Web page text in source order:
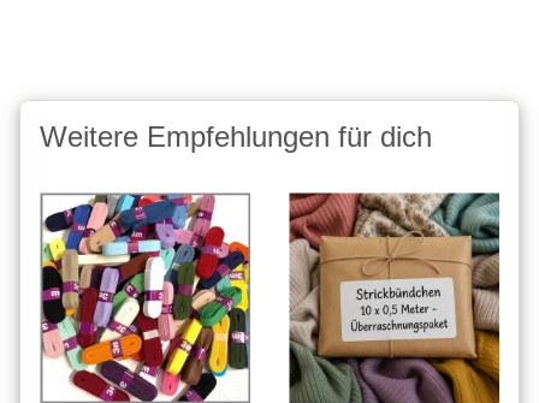
Weitere Empfehlungen für dich